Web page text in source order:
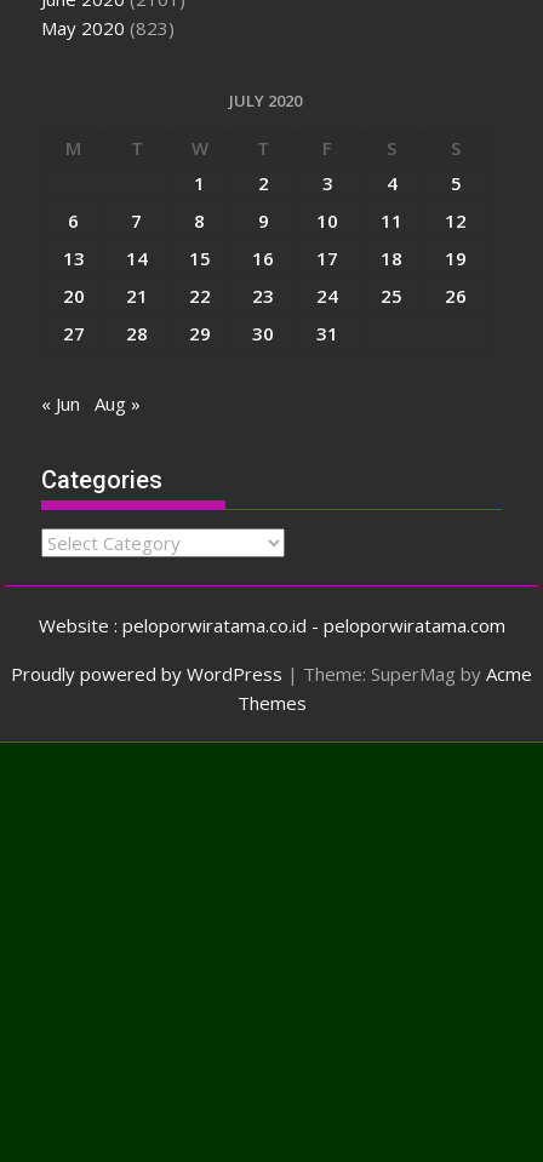
May 2020 (823)
JULY 2020
M T W T F S
S
1
2 3 4
5
6
7 8 9 10 11
12
13
14 15 16 17 18
19
20
21 22 23 24 25
26
27
28 29 30 31
« Jun Aug »
Categories
Categories
Website : peloporwiratama.co.id - peloporwiratama.com
Proudly powered by WordPress | Theme: SuperMag by Acme
Themes